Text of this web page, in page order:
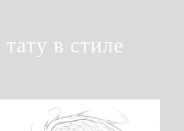
в стиле